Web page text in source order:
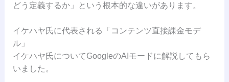
どう定義するか」という根本的な違いがあります。
イケハヤ氏に代表される「コンテンツ直接課金モデ
ル」
イケハヤ氏についてGoogleのAIモードに解説してもら
いました。